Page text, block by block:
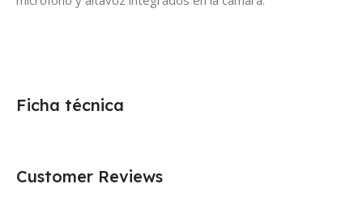
Ficha técnica
Customer Reviews